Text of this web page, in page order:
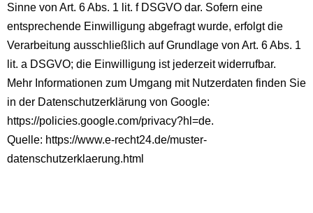
Sinne von Art. 6 Abs. 1 lit. f DSGVO dar. Sofern eine
entsprechende Einwilligung abgefragt wurde, erfolgt die
Verarbeitung ausschließlich auf Grundlage von Art. 6 Abs. 1
lit. a DSGVO; die Einwilligung ist jederzeit widerrufbar.
Mehr Informationen zum Umgang mit Nutzerdaten finden Sie
in der Datenschutzerklärung von Google:
https://policies.google.com/privacy?hl=de.
Quelle: https://www.e-recht24.de/muster-
datenschutzerklaerung.html